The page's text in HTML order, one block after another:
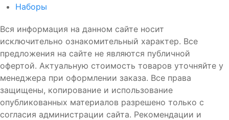
Наборы
Вся информация на данном сайте носит
исключительно ознакомительный характер. Все
предложения на сайте не являются публичной
офертой. Актуальную стоимость товаров уточняйте у
менеджера при оформлении заказа. Все права
защищены, копирование и использование
опубликованных материалов разрешено только с
согласия администрации сайта. Рекомендации и